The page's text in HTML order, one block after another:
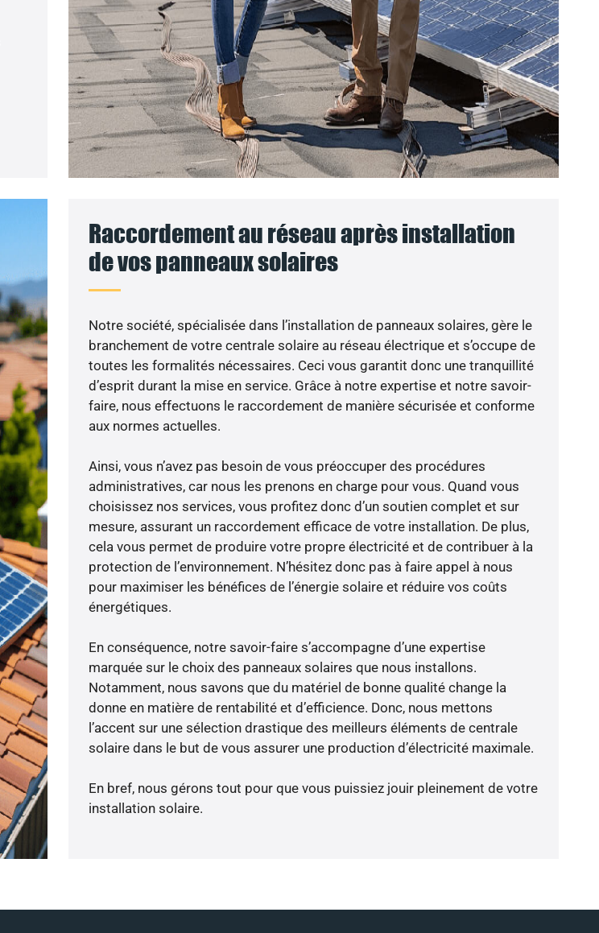
Raccordement au réseau après installation
de vos panneaux solaires
Notre société, spécialisée dans l’installation de panneaux solaires, gère le
branchement de votre centrale solaire au réseau électrique et s’occupe de
toutes les formalités nécessaires. Ceci vous garantit donc une tranquillité
d’esprit durant la mise en service. Grâce à notre expertise et notre savoir-
faire, nous effectuons le raccordement de manière sécurisée et conforme
aux normes actuelles.
Ainsi, vous n’avez pas besoin de vous préoccuper des procédures
administratives, car nous les prenons en charge pour vous. Quand vous
choisissez nos services, vous profitez donc d’un soutien complet et sur
mesure, assurant un raccordement efficace de votre installation. De plus,
cela vous permet de produire votre propre électricité et de contribuer à la
protection de l’environnement. N’hésitez donc pas à faire appel à nous
pour maximiser les bénéfices de l’énergie solaire et réduire vos coûts
énergétiques.
En conséquence, notre savoir-faire s’accompagne d’une expertise
marquée sur le choix des panneaux solaires que nous installons.
Notamment, nous savons que du matériel de bonne qualité change la
donne en matière de rentabilité et d’efficience. Donc, nous mettons
l’accent sur une sélection drastique des meilleurs éléments de centrale
solaire dans le but de vous assurer une production d’électricité maximale.
En bref, nous gérons tout pour que vous puissiez jouir pleinement de votre
installation solaire.